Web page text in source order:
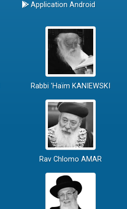
Application Android
Rabbi 'Haïm KANIEWSKI
Rav Chlomo AMAR